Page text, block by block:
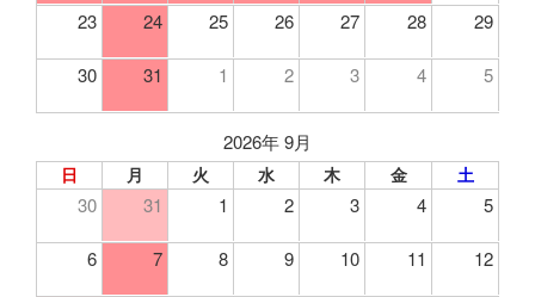
23 24 25 26 27 28 29
30 31 1 2 3 4 5
2026年 9月
日 月 火 水 木 金 土
30 31 1 2 3 4 5
6 7 8 9 10 11 12